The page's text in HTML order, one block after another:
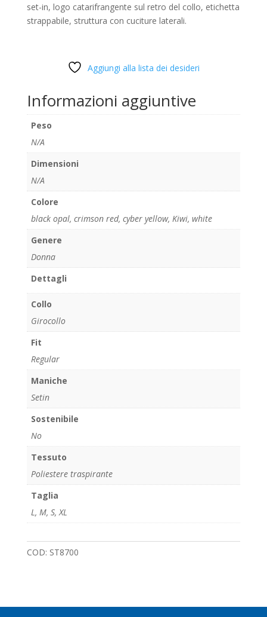
set-in, logo catarifrangente sul retro del collo, etichetta
strappabile, struttura con cuciture laterali.
Aggiungi alla lista dei desideri
Informazioni aggiuntive
Peso
N/A
Dimensioni
N/A
Colore
black opal, crimson red, cyber yellow, Kiwi, white
Genere
Donna
Dettagli
Collo
Girocollo
Fit
Regular
Maniche
Setin
Sostenibile
No
Tessuto
Poliestere traspirante
Taglia
L , M, S, XL
COD: ST8700